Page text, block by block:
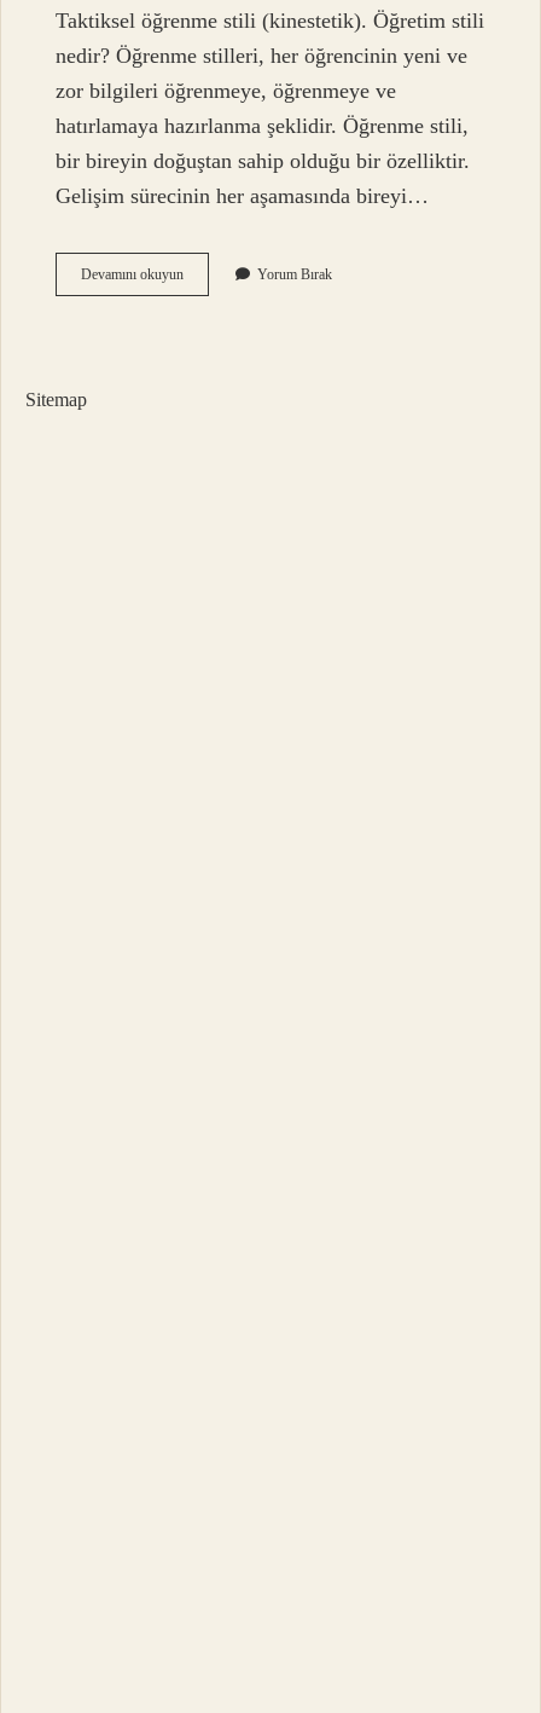
Taktiksel öğrenme stili (kinestetik). Öğretim stili
nedir? Öğrenme stilleri, her öğrencinin yeni ve
zor bilgileri öğrenmeye, öğrenmeye ve
hatırlamaya hazırlanma şeklidir. Öğrenme stili,
bir bireyin doğuştan sahip olduğu bir özelliktir.
Gelişim sürecinin her aşamasında bireyi…
Devamını okuyunKaç
Çeşit
Yorum Bırak
Sitemap